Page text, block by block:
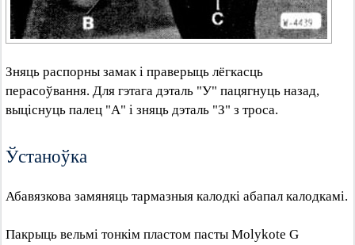
Зняць распорны замак і праверыць лёгкасць
перасоўвання. Для гэтага дэталь "У" пацягнуць назад,
выціснуць палец "А" і зняць дэталь "З" з троса.
Ўстаноўка
Абавязкова замяняць тармазныя калодкі абапал калодкамі.
Пакрыць вельмі тонкім пластом пасты Molykote G